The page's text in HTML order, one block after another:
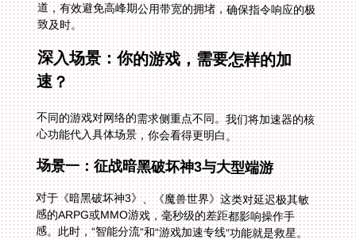
致及时。
深入场景：你的游戏，需要怎样的加
速？
不同的游戏对网络的需求侧重点不同。我们将加速器的核
心功能代入具体场景，你会看得更明白。
场景一：征战暗黑破坏神3与大型端游
对于《暗黑破坏神3》、《魔兽世界》这类对延迟极其敏
感的ARPG或MMO游戏，毫秒级的差距都影响操作手
感。此时，“智能分流”和“游戏加速专线”功能就是救星。
智能分流能精准识别你的游戏数据包，并将其优先通过优
化后的游戏专线传输，而网页浏览、视频加载等流量则走
普通通道。这确保了游戏数据永远拥有最高路权。配合独
享带宽，让你在秘境中闪转腾挪时，技能释放再无拖沓